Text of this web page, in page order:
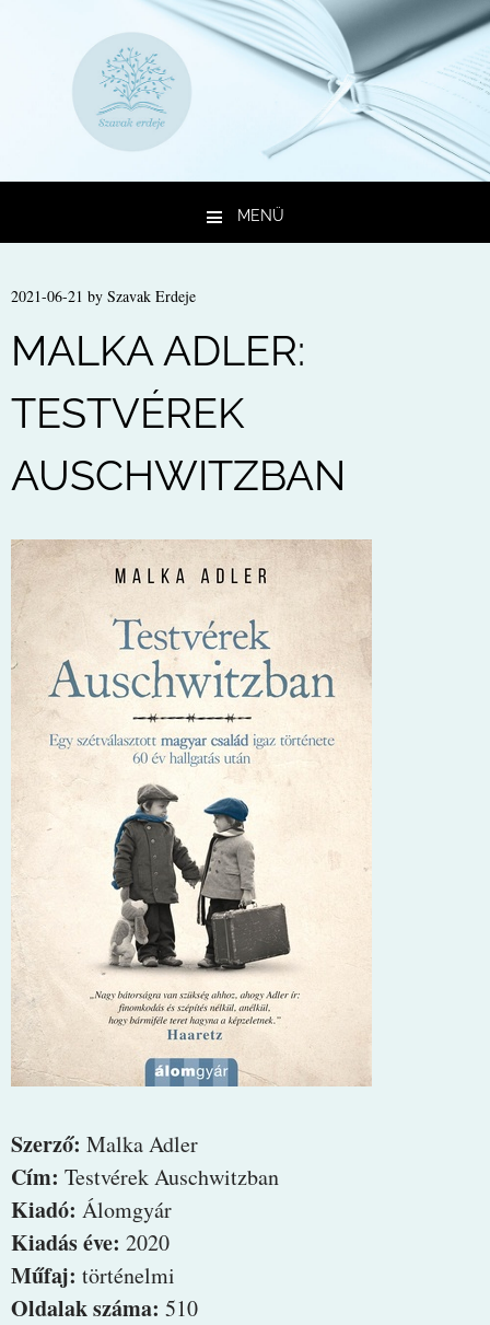
MENÜ
2021-06-21 by Szavak Erdeje
MALKA ADLER:
TESTVÉREK
AUSCHWITZBAN
Szerző: Malka Adler
Cím: Testvérek Auschwitzban
Kiadó: Álomgyár
Kiadás éve: 2020
Műfaj: történelmi
Oldalak száma: 510